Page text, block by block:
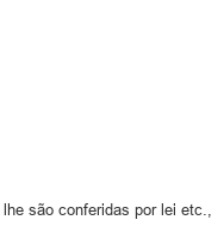
são conferidas por lei etc.,